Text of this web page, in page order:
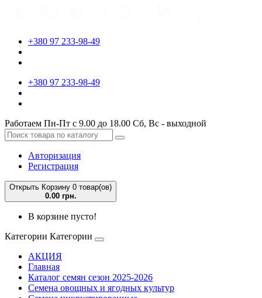
+380 97 233-98-49
+380 97 233-98-49
Работаем Пн-Пт с 9.00 до 18.00 Сб, Вс - выходной
Авторизация
Регистрация
Открыть Корзину 0 товар(ов)
0.00 грн.
В корзине пусто!
Категории Категории
АКЦИЯ
Главная
Каталог семян сезон 2025-2026
Семена овощных и ягодных культур